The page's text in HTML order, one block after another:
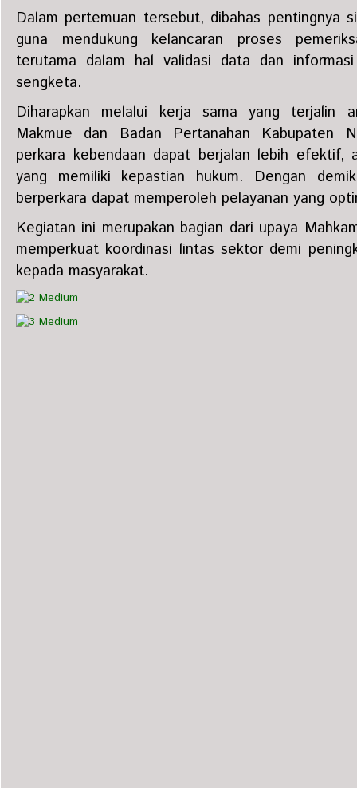
Dalam pertemuan tersebut, dibahas pentingnya
guna mendukung kelancaran proses
terutama dalam hal validasi data dan
sengketa.
Diharapkan melalui kerja sama yang terjalin
Makmue dan Badan Pertanahan Kabupaten
perkara kebendaan dapat berjalan lebih efektif,
yang memiliki kepastian hukum. Dengan
berperkara dapat memperoleh pelayanan yang
Kegiatan ini merupakan bagian dari upaya
memperkuat koordinasi lintas sektor demi
kepada masyarakat.